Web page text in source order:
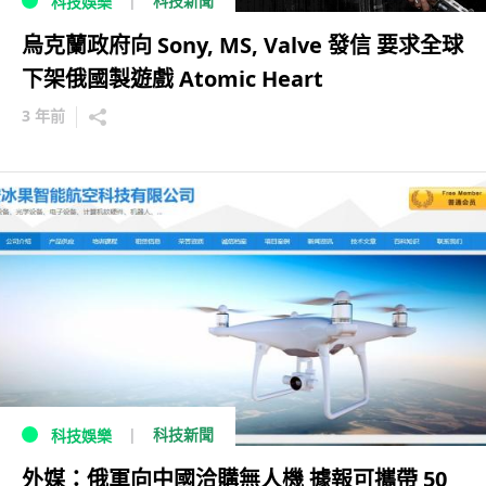
烏克蘭政府向 Sony, MS, Valve 發信 要求全球
下架俄國製遊戲 Atomic Heart
3 年前
科技娛樂 科技新聞
外媒：俄軍向中國洽購無人機 據報可攜帶 50